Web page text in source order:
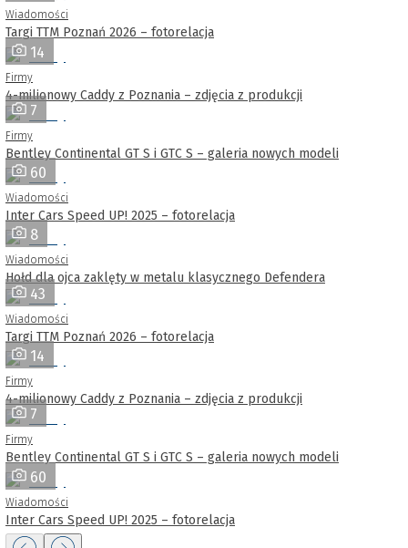
Wiadomości
Targi TTM Poznań 2026 – fotorelacja
14
Firmy
4-milionowy Caddy z Poznania – zdjęcia z produkcji
7
Firmy
Bentley Continental GT S i GTC S – galeria nowych modeli
60
Wiadomości
Inter Cars Speed UP! 2025 – fotorelacja
8
Wiadomości
Hołd dla ojca zaklęty w metalu klasycznego Defendera
43
Wiadomości
Targi TTM Poznań 2026 – fotorelacja
14
Firmy
4-milionowy Caddy z Poznania – zdjęcia z produkcji
7
Firmy
Bentley Continental GT S i GTC S – galeria nowych modeli
60
Wiadomości
Inter Cars Speed UP! 2025 – fotorelacja